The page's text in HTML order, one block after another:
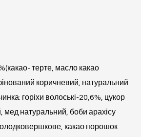
терте, масло какао
коричневий, натуральний
горіхи волоські-20,6%, цукор
натуральний, боби арахісу
какао порошок